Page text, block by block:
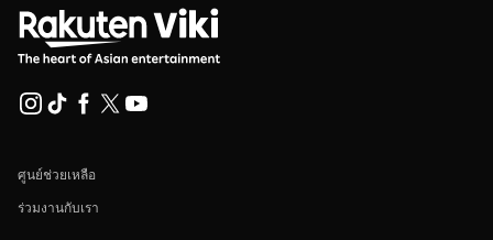
ศูนย์ช่วยเหลือ
ร่วมงานกับเรา